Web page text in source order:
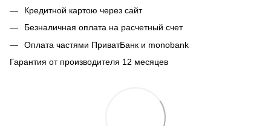
Кредитной картою через сайт
Безналичная оплата на расчетный счет
Оплата частями ПриватБанк и monobank
Гарантия от производителя 12 месяцев